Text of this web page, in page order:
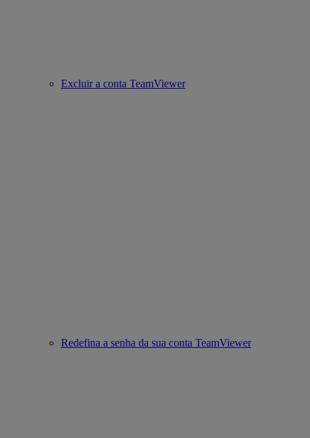
Excluir a conta TeamViewer
Redefina a senha da sua conta TeamViewer